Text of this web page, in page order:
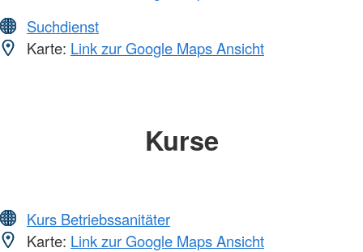
Suchdienst
Karte: Link zur Google Maps Ansicht
Kurse
Kurs Betriebssanitäter
Karte: Link zur Google Maps Ansicht